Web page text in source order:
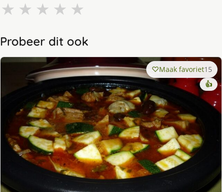
★ ★ ★ ★ ★
Probeer dit ook
Maak favoriet15
👍